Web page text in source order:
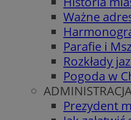
Ważne
Parafie i
Rozkłady
Pogoda w
Prezydent